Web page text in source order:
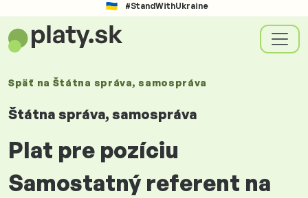
#StandWithUkraine
Späť na Štátna správa, samospráva
Štátna správa, samospráva
Plat pre pozíciu
Samostatný referent na